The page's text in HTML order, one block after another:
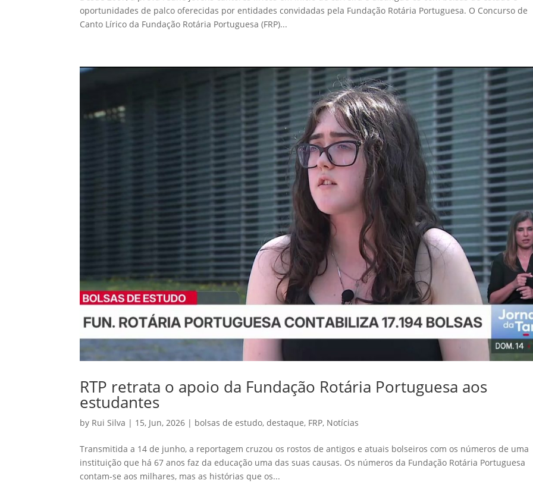
oportunidades de palco oferecidas por entidades convidadas pela Fundação Rotária Portuguesa. O Concurso de
Canto Lírico da Fundação Rotária Portuguesa (FRP)...
RTP retrata o apoio da Fundação Rotária Portuguesa aos
estudantes
by Rui Silva | 15, Jun, 2026 | bolsas de estudo,destaque, FRP, Notícias
Transmitida a 14 de junho, a reportagem cruzou os rostos de antigos e atuais bolseiros com os números de uma
instituição que há 67 anos faz da educação uma das suas causas. Os números da Fundação Rotária Portuguesa
contam-se aos milhares, mas as histórias que os...